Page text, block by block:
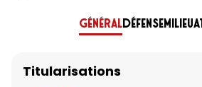
GénéralDéfenseMilieu
Titularisations